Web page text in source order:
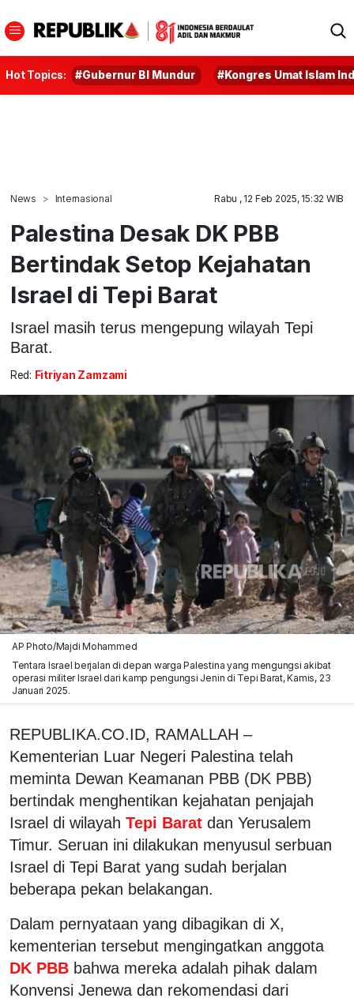
Hot Topics: #Gubernur BI Mundur #Kongres Umat Islam
News Internasional Rabu , 12 Feb 2025, 15:32 WIB
Palestina Desak DK PBB
Bertindak Setop Kejahatan
Israel di Tepi Barat
Israel masih terus mengepung wilayah Tepi
Barat.
Red: Fitriyan Zamzami
AP Photo/Majdi Mohammed
Tentara Israel berjalan di depan warga Palestina yang mengungsi akibat
operasi militer Israel dari kamp pengungsi Jenin di Tepi Barat, Kamis, 23
Januari 2025.
REPUBLIKA.CO.ID, RAMALLAH –
Kementerian Luar Negeri Palestina telah
meminta Dewan Keamanan PBB (DK PBB)
bertindak menghentikan kejahatan penjajah
Israel di wilayah Tepi Barat dan Yerusalem
Timur. Seruan ini dilakukan menyusul serbuan
Israel di Tepi Barat yang sudah berjalan
beberapa pekan belakangan.
Dalam pernyataan yang dibagikan di X,
kementerian tersebut mengingatkan anggota
DK PBB bahwa mereka adalah pihak dalam
Konvensi Jenewa dan rekomendasi dari